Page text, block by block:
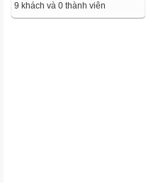
9 khách và 0 thành viên